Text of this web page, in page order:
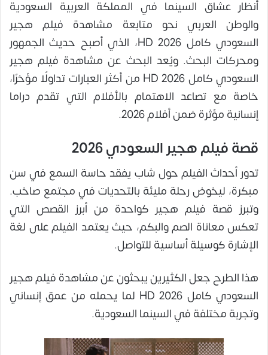
أنظار عشاق السينما في المملكة العربية السعودية
والوطن العربي نحو متابعة مشاهدة فيلم هجير
السعودي كامل 2026 HD، الذي أصبح حديث الجمهور
ومحركات البحث. ويُعد البحث عن مشاهدة فيلم هجير
السعودي كامل 2026 HD من أكثر العبارات تداولًا مؤخرًا،
خاصة مع تصاعد الاهتمام بالأفلام التي تقدم دراما
إنسانية مؤثرة ضمن أفلام 2026.
قصة فيلم هجير السعودي 2026
تدور أحداث الفيلم حول شاب يفقد حاسة السمع في سن
مبكرة، ليخوض رحلة مليئة بالتحديات في مجتمع صاخب.
وتبرز قصة فيلم هجير كواحدة من أبرز القصص التي
تعكس معاناة الصم والبكم، حيث يعتمد الفيلم على لغة
الإشارة كوسيلة أساسية للتواصل.
هذا الطرح جعل الكثيرين يبحثون عن مشاهدة فيلم هجير
السعودي كامل 2026 HD لما يحمله من عمق إنساني
وتجربة مختلفة في السينما السعودية.